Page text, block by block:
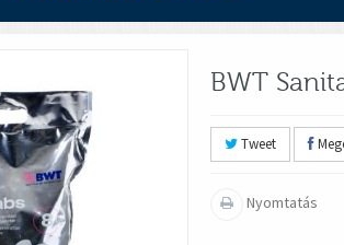
BWT
Tweet
Nyomtatás